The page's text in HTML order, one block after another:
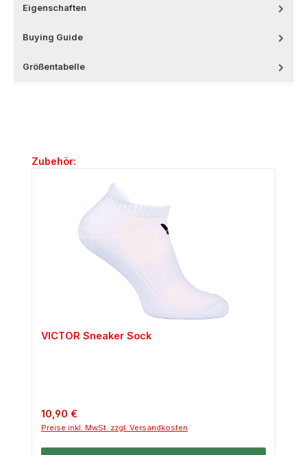
Eigenschaften
Buying Guide
Größentabelle
Produktgalerie überspringen
Zubehör:
VICTOR Sneaker Sock
Regulärer Preis:
10,90 €
Preise inkl. MwSt. zzgl. Versandkosten